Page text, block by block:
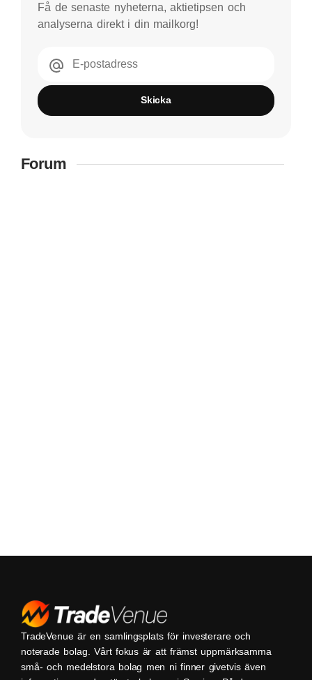
Få de senaste nyheterna, aktietipsen och
analyserna direkt i din mailkorg!
E-postadress
Skicka
Forum
TradeVenue är en samlingsplats för investerare och
noterade bolag. Vårt fokus är att främst uppmärksamma
små- och medelstora bolag men ni finner givetvis även